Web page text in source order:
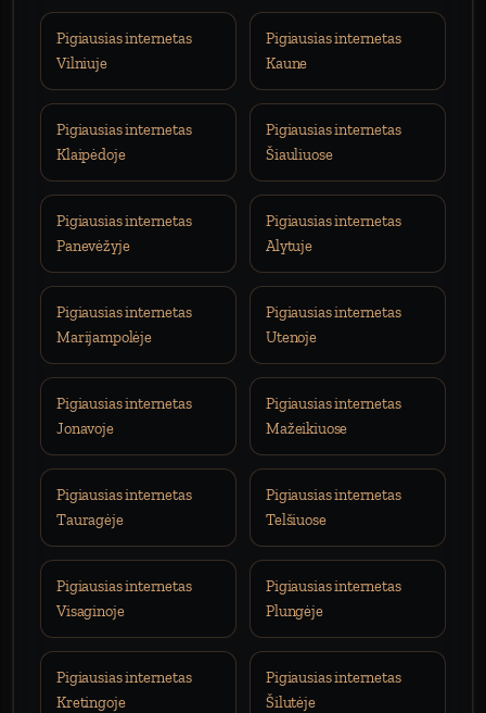
Pigiausias internetas
Vilniuje
Pigiausias internetas
Kaune
Pigiausias internetas
Klaipėdoje
Pigiausias internetas
Šiauliuose
Pigiausias internetas
Panevėžyje
Pigiausias internetas
Alytuje
Pigiausias internetas
Marijampolėje
Pigiausias internetas
Utenoje
Pigiausias internetas
Jonavoje
Pigiausias internetas
Mažeikiuose
Pigiausias internetas
Tauragėje
Pigiausias internetas
Telšiuose
Pigiausias internetas
Visaginoje
Pigiausias internetas
Plungėje
Pigiausias internetas
Kretingoje
Pigiausias internetas
Šilutėje